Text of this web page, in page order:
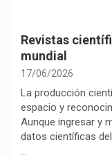
Revistas
mundial
17/06/2026
La producción
espacio y
Aunque ingresar y
datos científicas
…